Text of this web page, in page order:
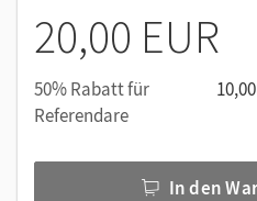
Einsatz im Unterricht
Pre-, While-
Reading quizzes
zur
vielseitige,
(Muster-)Lösungenzu
Vorschläge zur
20,00 EUR
50% Rabatt für
Referendare
In den